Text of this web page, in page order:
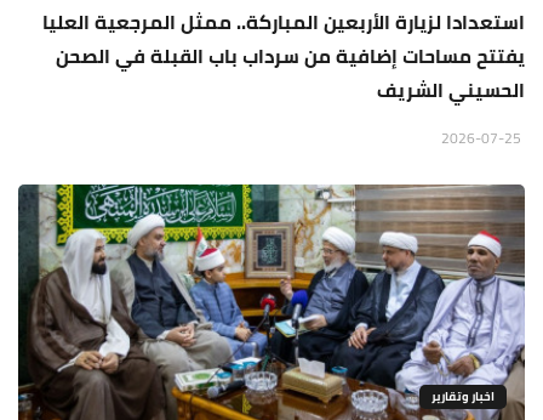
استعدادا لزيارة الأربعين المباركة.. ممثل المرجعية العليا
يفتتح مساحات إضافية من سرداب باب القبلة في الصحن
الحسيني الشريف
اخبار وتقارير